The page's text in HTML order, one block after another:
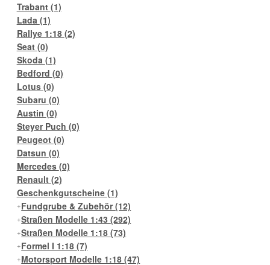
Trabant (1)
Lada (1)
Rallye 1:18 (2)
Seat (0)
Skoda (1)
Bedford (0)
Lotus (0)
Subaru (0)
Austin (0)
Steyer Puch (0)
Peugeot (0)
Datsun (0)
Mercedes (0)
Renault (2)
Geschenkgutscheine (1)
Fundgrube & Zubehör(12)
Straßen Modelle 1:43(292)
Straßen Modelle 1:18(73)
Formel I 1:18(7)
Motorsport Modelle 1:18(47)